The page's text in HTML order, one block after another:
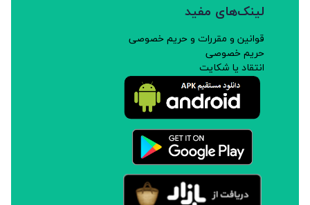
لینک‌های مفید
قوانین و مقررات و حریم خصوصی
حریم خصوصی
انتقاد یا شکایت